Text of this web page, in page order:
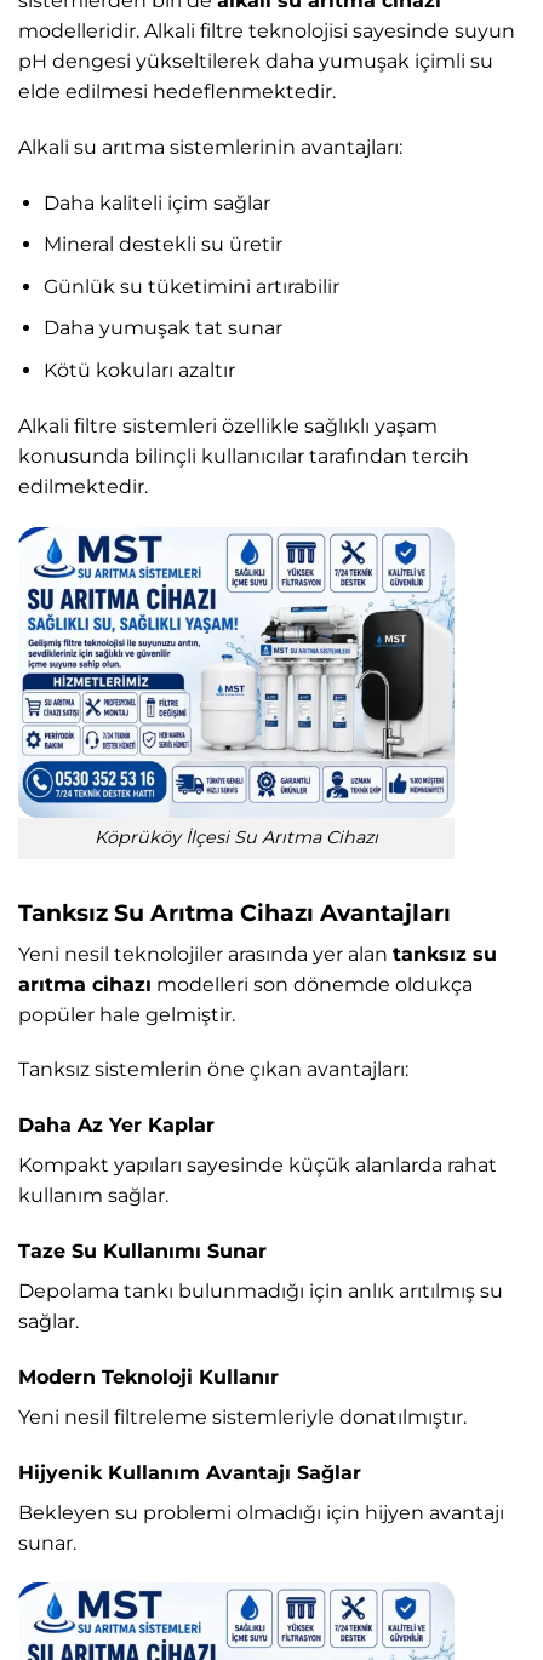
modelleridir. Alkali filtre teknolojisi sayesinde suyun
pH dengesi yükseltilerek daha yumuşak içimli su
elde edilmesi hedeflenmektedir.
Alkali su arıtma sistemlerinin avantajları:
Daha kaliteli içim sağlar
Mineral destekli su üretir
Günlük su tüketimini artırabilir
Daha yumuşak tat sunar
Kötü kokuları azaltır
Alkali filtre sistemleri özellikle sağlıklı yaşam
konusunda bilinçli kullanıcılar tarafından tercih
edilmektedir.
Köprüköy İlçesi Su Arıtma Cihazı
Tanksız Su Arıtma Cihazı Avantajları
Yeni nesil teknolojiler arasında yer alan tanksız su
arıtma cihazı modelleri son dönemde oldukça
popüler hale gelmiştir.
Tanksız sistemlerin öne çıkan avantajları:
Daha Az Yer Kaplar
Kompakt yapıları sayesinde küçük alanlarda rahat
kullanım sağlar.
Taze Su Kullanımı Sunar
Depolama tankı bulunmadığı için anlık arıtılmış su
sağlar.
Modern Teknoloji Kullanır
Yeni nesil filtreleme sistemleriyle donatılmıştır.
Hijyenik Kullanım Avantajı Sağlar
Bekleyen su problemi olmadığı için hijyen avantajı
sunar.